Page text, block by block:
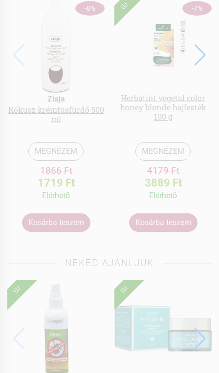
-8%
Ziaja
Kókusz krémtusfürdő 500
ml
MEGNÉZEM
1866 Ft
1719 Ft
Elérhetõ
Kosárba teszem
-7%
ÚJ
Herbatint vegetal color
honey blonde hajfesték
100 g
MEGNÉZEM
4179 Ft
3889 Ft
Elérhetõ
Kosárba teszem
NEKED AJÁNLJUK
ÚJ ÚJ